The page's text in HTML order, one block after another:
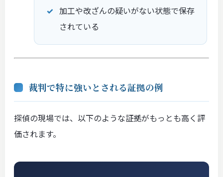
加工や改ざんの疑いがない状態で保存
されている
裁判で特に強いとされる証拠の例
探偵の現場では、以下のような証拠がもっとも高く評
価されます。